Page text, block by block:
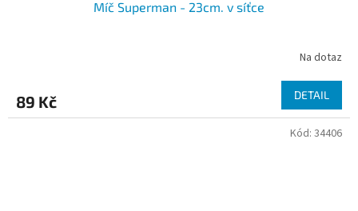
Míč Superman - 23cm. v síťce
Na dotaz
89 Kč DETAIL
Kód: 34406